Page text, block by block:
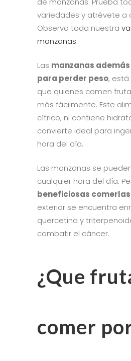
variedades y atrévete a
Observa toda nuestra
manzanas.
Las manzanas
para perder peso,
que quienes comen
más fácilmente. Este
cítrico, ni contiene
convierte ideal para
hora del día.
Las manzanas se
cualquier hora del día.
beneficiosas
exterior se encuentra
quercetina y
combatir el cáncer.
¿Que
comer